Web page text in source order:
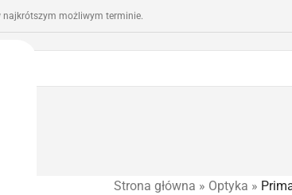
najkrótszym możliwym terminie.
Strona główna » Optyka »